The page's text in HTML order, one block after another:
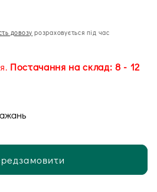
довозу розраховується під час
Постачання на склад: 8 - 12